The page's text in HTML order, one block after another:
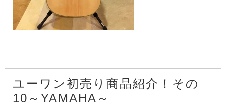
ユーワン初売り商品紹介！その
10～YAMAHA～